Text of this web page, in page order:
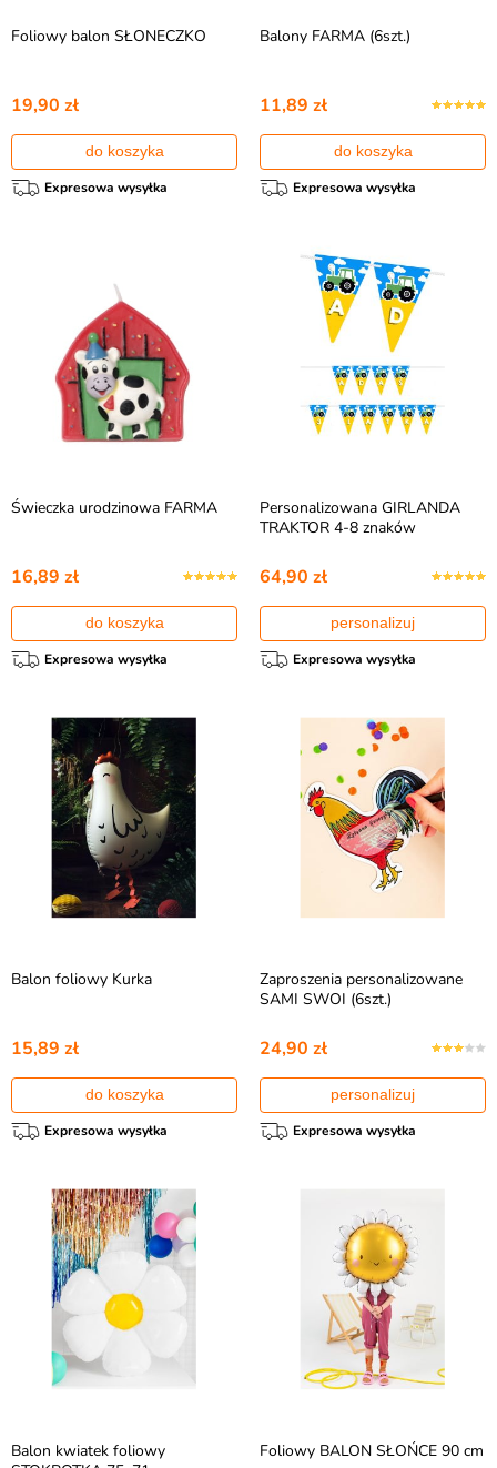
Foliowy balon SŁONECZKO
19,90 zł
do koszyka
Expresowa wysyłka
Balony FARMA (6szt.)
11,89 zł
do koszyka
Expresowa wysyłka
Świeczka urodzinowa FARMA
16,89 zł
do koszyka
Expresowa wysyłka
Personalizowana GIRLANDA
TRAKTOR 4-8 znaków
64,90 zł
personalizuj
Expresowa wysyłka
Balon foliowy Kurka
15,89 zł
do koszyka
Expresowa wysyłka
Zaproszenia personalizowane
SAMI SWOI (6szt.)
24,90 zł
personalizuj
Expresowa wysyłka
Balon kwiatek foliowy
Foliowy BALON SŁOŃCE 90 cm